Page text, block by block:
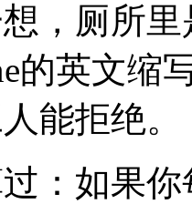
厕所里
的英文缩
能拒绝。
如果你